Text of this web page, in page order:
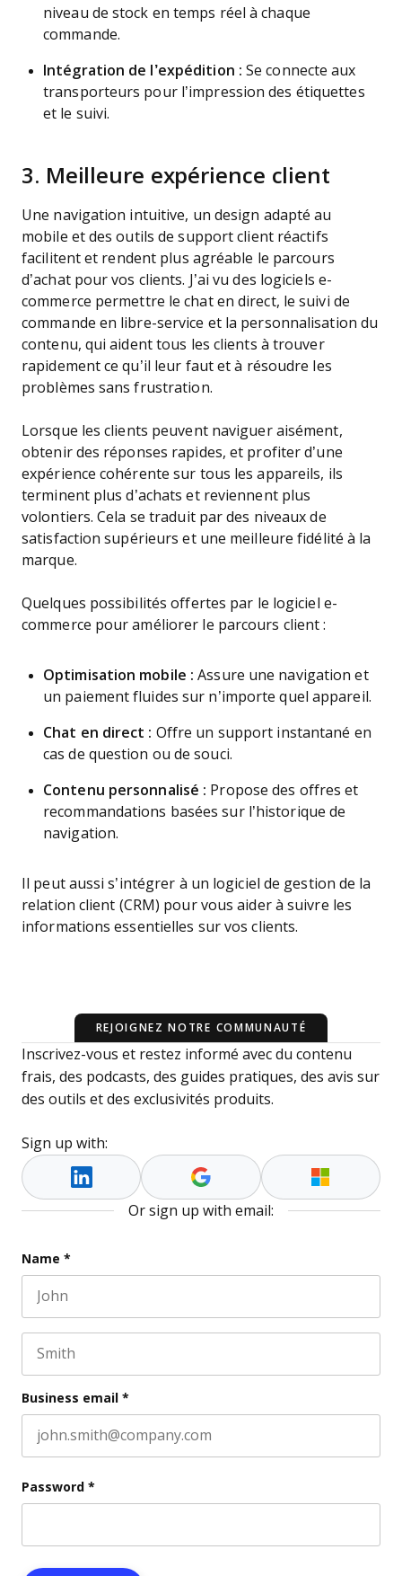
niveau de stock en temps réel à chaque
commande.
Intégration de l’expédition : Se connecte aux
transporteurs pour l’impression des étiquettes
et le suivi.
3. Meilleure expérience client
Une navigation intuitive, un design adapté au
mobile et des outils de support client réactifs
facilitent et rendent plus agréable le parcours
d’achat pour vos clients. J’ai vu des logiciels e-
commerce permettre le chat en direct, le suivi de
commande en libre-service et la personnalisation du
contenu, qui aident tous les clients à trouver
rapidement ce qu’il leur faut et à résoudre les
problèmes sans frustration.
Lorsque les clients peuvent naviguer aisément,
obtenir des réponses rapides, et profiter d’une
expérience cohérente sur tous les appareils, ils
terminent plus d’achats et reviennent plus
volontiers. Cela se traduit par des niveaux de
satisfaction supérieurs et une meilleure fidélité à la
marque.
Quelques possibilités offertes par le logiciel e-
commerce pour améliorer le parcours client :
Optimisation mobile : Assure une navigation et
un paiement fluides sur n’importe quel appareil.
Chat en direct : Offre un support instantané en
cas de question ou de souci.
Contenu personnalisé : Propose des offres et
recommandations basées sur l’historique de
navigation.
Il peut aussi s’intégrer à un logiciel de gestion de la
relation client (CRM) pour vous aider à suivre les
informations essentielles sur vos clients.
REJOIGNEZ NOTRE COMMUNAUTÉ
Inscrivez-vous et restez informé avec du contenu
frais, des podcasts, des guides pratiques, des avis sur
des outils et des exclusivités produits.
Sign up with:
Or sign up with email:
Facebook
This field is for validation purposes and should be
Name *
Business email *
Password *